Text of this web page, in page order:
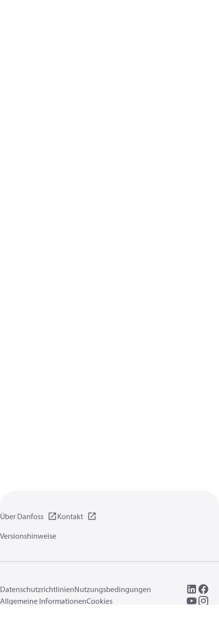
Über Danfoss
Kontakt
Versionshinweise
DatenschutzrichtlinienNutzungsbedingungen
Allgemeine InformationenCookies